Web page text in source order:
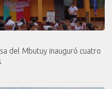
del Mbutuy inauguró cuatro